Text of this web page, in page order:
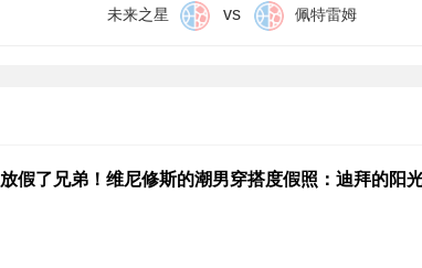
未来之星 vs 佩特雷姆
放假了兄弟！维尼修斯的潮男穿搭度假照：迪拜的阳